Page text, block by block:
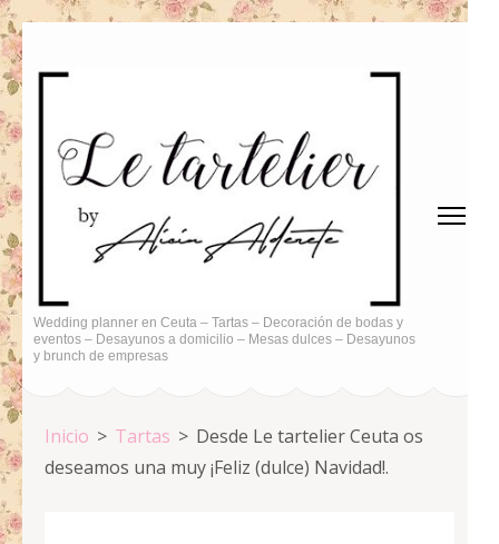
Saltar
al
(presiona
la
tecla
Wedding planner en Ceuta – Tartas – Decoración de bodas y
eventos – Desayunos a domicilio – Mesas dulces – Desayunos
y brunch de empresas
Inicio > Tartas > Desde Le tartelier Ceuta os
deseamos una muy ¡Feliz (dulce) Navidad!.